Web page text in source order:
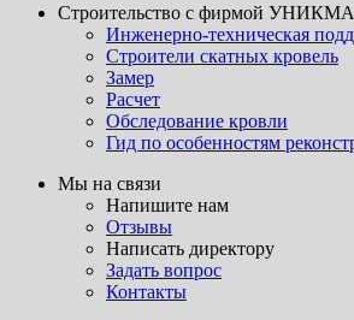
Строительство с фирмой УНИКМА
Инженерно-техническая
Строители скатных кровель
Замер
Расчет
Обследование кровли
Гид по особенностям
Мы на связи
Напишите нам
Отзывы
Написать директору
Задать вопрос
Контакты